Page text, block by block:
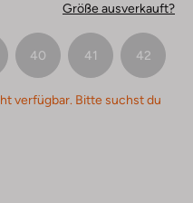
Größe ausverkauft?
40 41 42
verfügbar. Bitte suchst du